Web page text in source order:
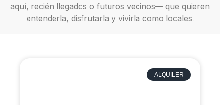
aquí, recién llegados o futuros vecinos— que quieren
entenderla, disfrutarla y vivirla como locales.
ALQUILER